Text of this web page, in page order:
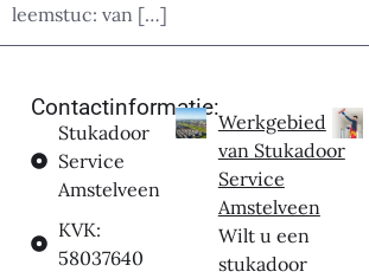
leemstuc: van […]
Contactinformatie:
Stukadoor
Service
Amstelveen
KVK:
58037640
Werkgebied
van Stukadoor
Service
Amstelveen
Wilt u een
stukadoor